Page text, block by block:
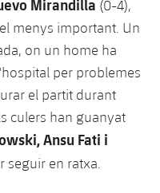
Mirandilla (0-4),
menys important. Un
on un home ha
per problemes
el partit durant
culers han guanyat
Ansu Fati i
seguir en ratxa.